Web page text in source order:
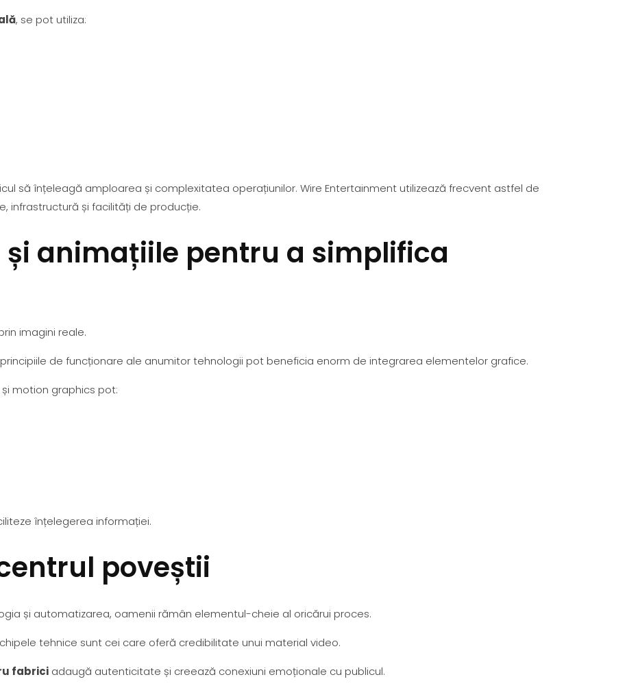
, se pot utiliza:
să înțeleagă amploarea și complexitatea operațiunilor. Wire Entertainment utilizează frecvent astfel de
infrastructură și facilități de producție.
și animațiile pentru a simplifica
imagini reale.
de funcționare ale anumitor tehnologii pot beneficia enorm de integrarea elementelor grafice.
motion graphics pot:
înțelegerea informației.
poveștii
și automatizarea, oamenii rămân elementul-cheie al oricărui proces.
tehnice sunt cei care oferă credibilitate unui material video.
fabrici adaugă autenticitate și creează conexiuni emoționale cu publicul.